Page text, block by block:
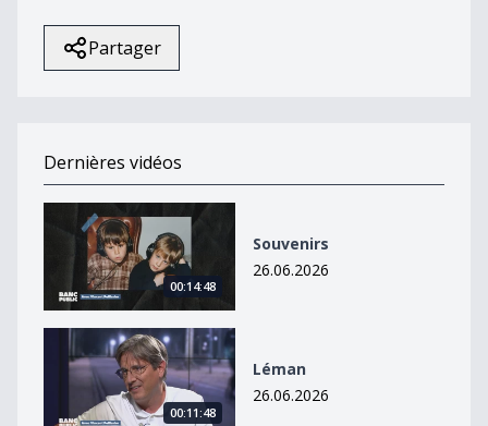
Partager
Dernières vidéos
Souvenirs
00:14:48
Souvenirs
26.06.2026
Léman
00:11:48
Léman
26.06.2026